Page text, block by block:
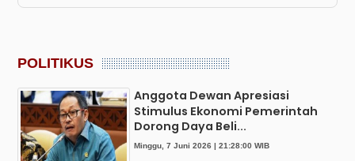
POLITIKUS
Anggota Dewan Apresiasi
Stimulus Ekonomi Pemerintah
Dorong Daya Beli...
Minggu, 7 Juni 2026 | 21:28:00 WIB